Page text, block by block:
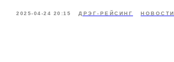
2025-04-24 20:15 ДРЭГ-РЕЙСИНГ НОВОСТИ